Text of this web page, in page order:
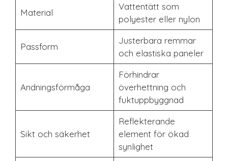
Material
Vattentätt som
polyester eller nylon
Passform
Justerbara remmar
och elastiska paneler
Andningsförmåga
Förhindrar
överhettning och
fuktuppbyggnad
Sikt och säkerhet
Reflekterande
element för ökad
synlighet